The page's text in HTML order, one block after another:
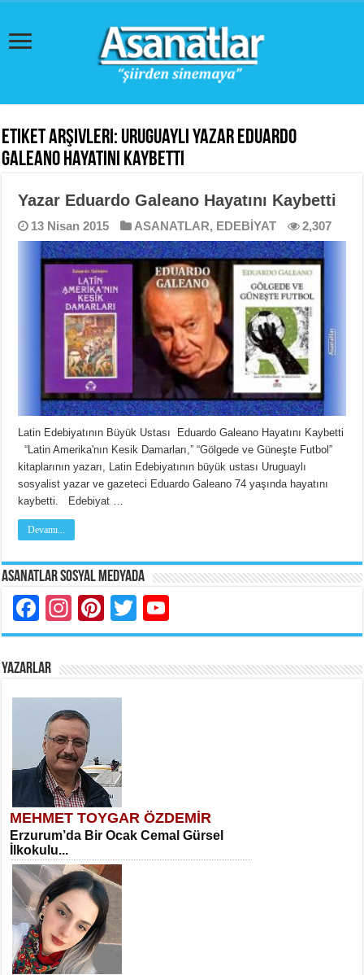
Etiket Arşivleri: Uruguaylı Yazar Eduardo
Galeano Hayatını Kaybetti
Yazar Eduardo Galeano Hayatını Kaybetti
13 Nisan 2015 ASANATLAR, EDEBİYAT 2,307
Latin Edebiyatının Büyük Ustası Eduardo Galeano Hayatını Kaybetti
“Latin Amerika'nın Kesik Damarları,” “Gölgede ve Güneşte Futbol”
kitaplarının yazarı, Latin Edebiyatının büyük ustası Uruguaylı
sosyalist yazar ve gazeteci Eduardo Galeano 74 yaşında hayatını
kaybetti. Edebiyat …
Devamı...
Asanatlar Sosyal Medyada
Facebook
Instagram
Pinterest
Twitter
YAZARLAR
MEHMET TOYGAR ÖZDEMİR
Erzurum’da Bir Ocak Cemal Gürsel
İlkokulu...